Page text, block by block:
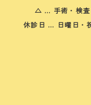
△ … 手術・検査
休診日 … 日曜日・